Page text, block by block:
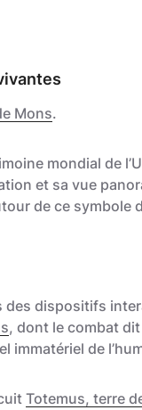
Mons.
mondial de
et sa vue
de ce symbole
des dispositifs
, dont le combat
immatériel de
Totemus, terre